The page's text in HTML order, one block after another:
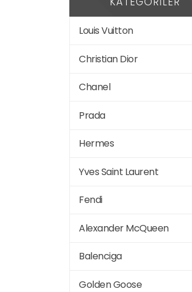
Louis Vuitton
Christian Dior
Chanel
Prada
Hermes
Yves Saint Laurent
Fendi
Alexander McQueen
Balenciga
Golden Goose